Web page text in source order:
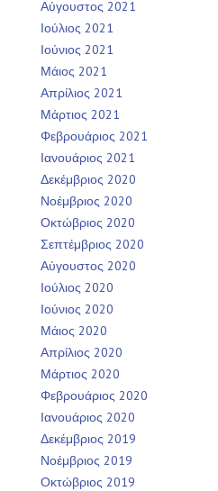
Αύγουστος 2021
Ιούλιος 2021
Ιούνιος 2021
Μάιος 2021
Απρίλιος 2021
Μάρτιος 2021
Φεβρουάριος 2021
Ιανουάριος 2021
Δεκέμβριος 2020
Νοέμβριος 2020
Οκτώβριος 2020
Σεπτέμβριος 2020
Αύγουστος 2020
Ιούλιος 2020
Ιούνιος 2020
Μάιος 2020
Απρίλιος 2020
Μάρτιος 2020
Φεβρουάριος 2020
Ιανουάριος 2020
Δεκέμβριος 2019
Νοέμβριος 2019
Οκτώβριος 2019